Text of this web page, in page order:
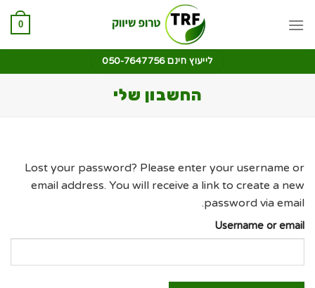
0
לייעוץ חינם 050-7647756
החשבון שלי
Lost your password? Please enter your username or
email address. You will receive a link to create a new
password via email.
Username or email